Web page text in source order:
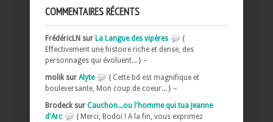
COMMENTAIRES RÉCENTS
FrédéricLN sur La Langue des vipères
{
Effectivement une histoire riche et dense, des
personnages qui évoluent... } –
molik sur Alyte
{ Cette bd est magnifique et
bouleversante, Mon coup de coeur... } –
Brodeck sur Cauchon...ou l'homme qui tua Jeanne
d'Arc
{ Merci, Bodoï ! A la fin, vous exprimez